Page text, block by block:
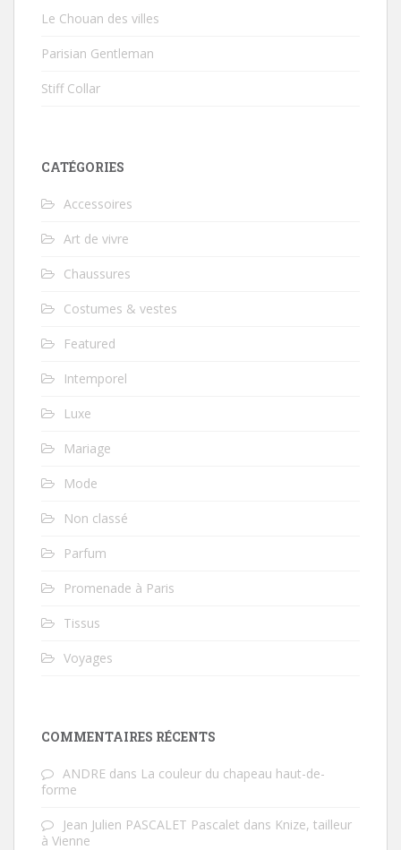
Le Chouan des villes
Parisian Gentleman
Stiff Collar
CATÉGORIES
Accessoires
Art de vivre
Chaussures
Costumes & vestes
Featured
Intemporel
Luxe
Mariage
Mode
Non classé
Parfum
Promenade à Paris
Tissus
Voyages
COMMENTAIRES RÉCENTS
ANDRE dans La couleur du chapeau haut-de-
forme
Jean Julien PASCALET Pascalet dans Knize, tailleur
à Vienne